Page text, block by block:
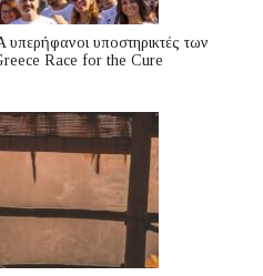
υποστηρικτές των
Race for the Cure